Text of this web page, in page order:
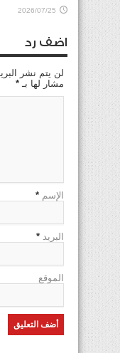
2026/07/25
اضف رد
لن يتم نشر
مشار لها بـ *
الإسم *
البريد *
الموقع